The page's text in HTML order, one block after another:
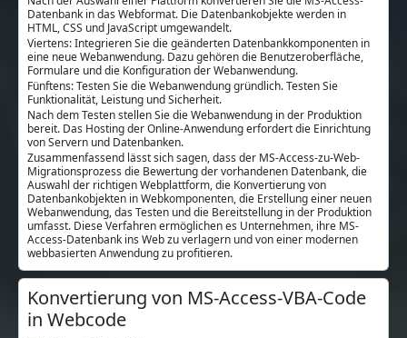
Datenbank in das Webformat. Die Datenbankobjekte werden in
HTML, CSS und JavaScript umgewandelt.
Viertens: Integrieren Sie die geänderten Datenbankkomponenten in
eine neue Webanwendung. Dazu gehören die Benutzeroberfläche,
Formulare und die Konfiguration der Webanwendung.
Fünftens: Testen Sie die Webanwendung gründlich. Testen Sie
Funktionalität, Leistung und Sicherheit.
Nach dem Testen stellen Sie die Webanwendung in der Produktion
bereit. Das Hosting der Online-Anwendung erfordert die Einrichtung
von Servern und Datenbanken.
Zusammenfassend lässt sich sagen, dass der MS-Access-zu-Web-
Migrationsprozess die Bewertung der vorhandenen Datenbank, die
Auswahl der richtigen Webplattform, die Konvertierung von
Datenbankobjekten in Webkomponenten, die Erstellung einer neuen
Webanwendung, das Testen und die Bereitstellung in der Produktion
umfasst. Diese Verfahren ermöglichen es Unternehmen, ihre MS-
Access-Datenbank ins Web zu verlagern und von einer modernen
webbasierten Anwendung zu profitieren.
Konvertierung von MS-Access-VBA-Code
in Webcode